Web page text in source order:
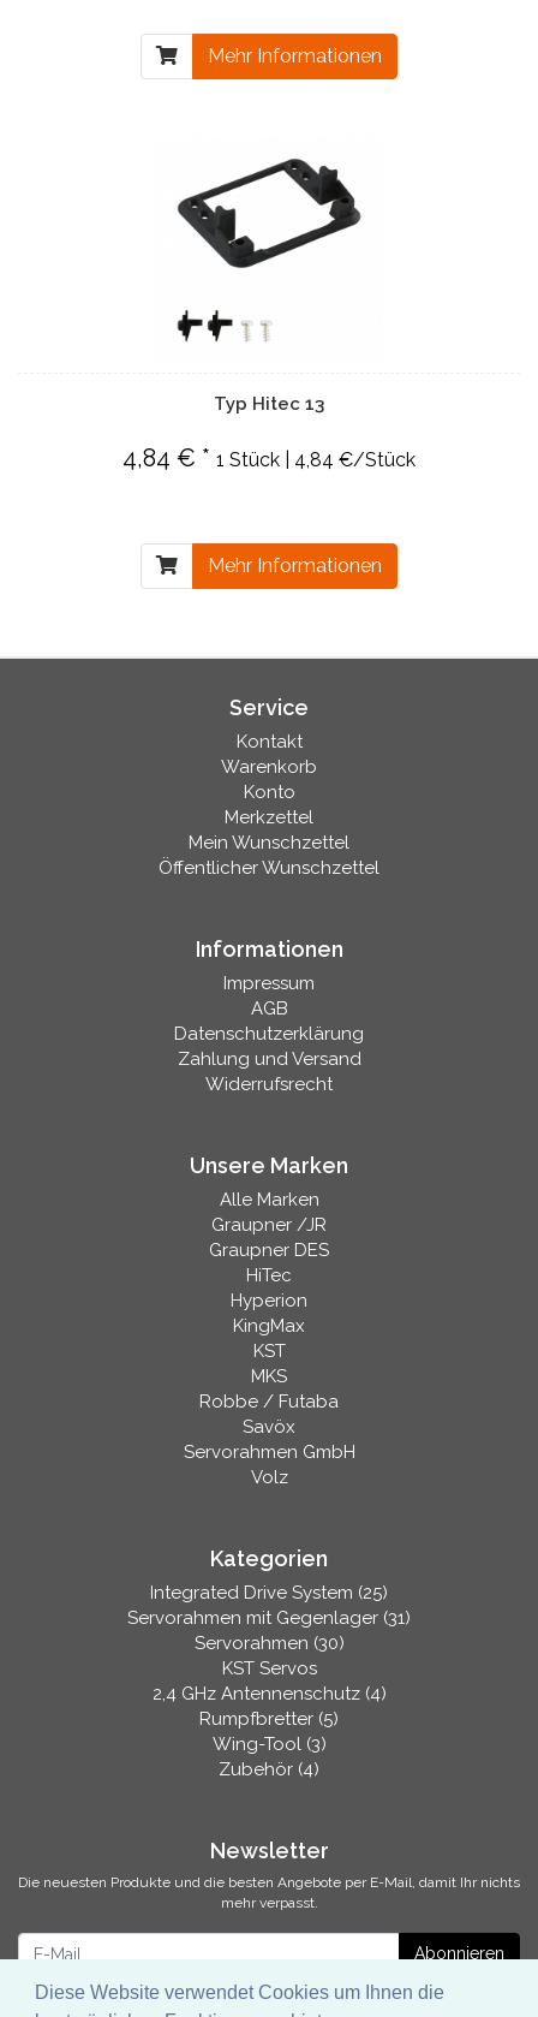
Mehr Informationen
Typ Hitec 13
4,84 € * 1 Stück | 4,84 €/Stück
Mehr Informationen
Service
Kontakt
Warenkorb
Konto
Merkzettel
Mein Wunschzettel
Öffentlicher Wunschzettel
Informationen
Impressum
AGB
Datenschutzerklärung
Zahlung und Versand
Widerrufsrecht
Unsere Marken
Alle Marken
Graupner /JR
Graupner DES
HiTec
Hyperion
KingMax
KST
MKS
Robbe / Futaba
Savöx
Servorahmen GmbH
Volz
Kategorien
Integrated Drive System (25)
Servorahmen mit Gegenlager (31)
Servorahmen (30)
KST Servos
2,4 GHz Antennenschutz (4)
Rumpfbretter (5)
Wing-Tool (3)
Zubehör (4)
Newsletter
Die neuesten Produkte und die besten Angebote per E-Mail, damit Ihr nichts
mehr verpasst.
Abonnieren
Diese Website verwendet Cookies um Ihnen die